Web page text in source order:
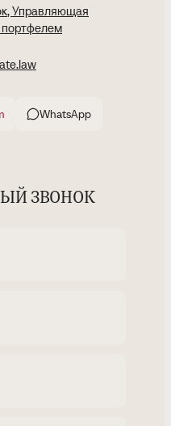
, Управляющая
портфелем
WhatsApp
звонок